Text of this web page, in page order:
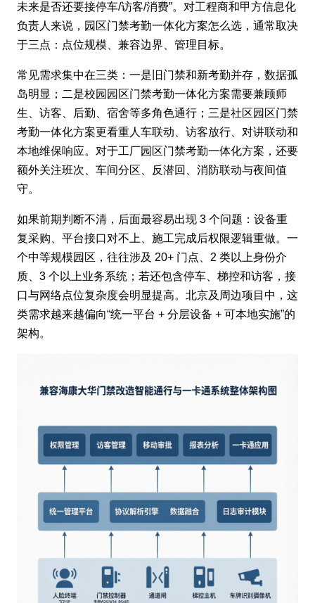
未来是否还要接停车/访客/消费”。对工程商和甲方信息化
负责人来说，园区门禁考勤一体化方案怎么选，通常取决
于三点：点位规模、兼容边界、管理目标。
常见需求集中在三类：一是旧门禁和新考勤并存，数据孤
岛明显；二是校园园区门禁考勤一体化方案需要兼顾师
生、访客、后勤、宿舍等多角色通行；三是社区园区门禁
考勤一体化方案更看重人车联动、访客放行、对讲联动和
本地维保响应。对于工厂园区门禁考勤一体化方案，还要
额外关注班次、车间分区、反潜回、消防联动与夜间值
守。
如果前期判断不清，后面最容易出现 3 个问题：设备重
复采购、平台接口对不上、施工完成后权限逻辑重做。一
个中等规模园区，往往涉及 20+ 门点、2 类以上身份介
质、3 个以上业务系统；若还包含停车、梯控和访客，接
口与网络点位复杂度会明显提高。北京及周边项目中，这
类需求越来越偏向“统一平台 + 分层设备 + 可本地实施”的
架构。